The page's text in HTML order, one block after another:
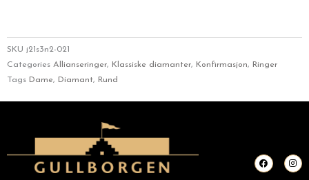
SKU j21s3n2-021
Categories Allianseringer, Klassiske diamanter, Konfirmasjon, Ringer
Tags Dame, Diamant, Rund
F
a
c
I
n
s